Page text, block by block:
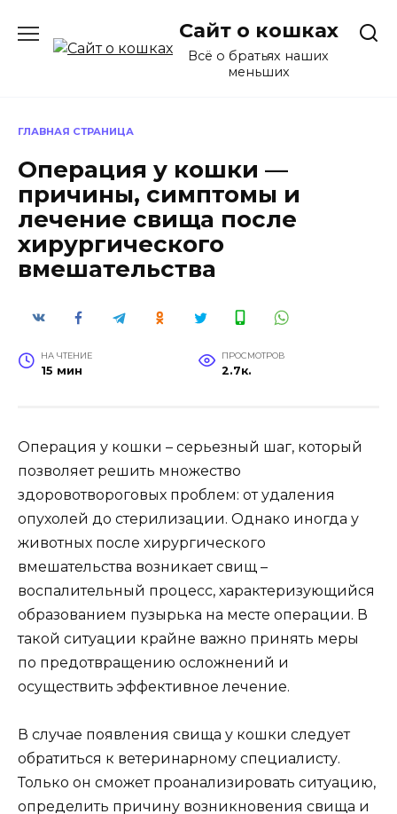
содержанию
Сайт о кошках
Всё о братьях наших
меньших
ГЛАВНАЯ СТРАНИЦА
Операция у кошки —
причины, симптомы и
лечение свища после
хирургического
вмешательства
НА ЧТЕНИЕ
15 мин
ПРОСМОТРОВ
2.7к.
Операция у кошки – серьезный шаг, который
позволяет решить множество
здоровотвороговых проблем: от удаления
опухолей до стерилизации. Однако иногда у
животных после хирургического
вмешательства возникает свищ –
воспалительный процесс, характеризующийся
образованием пузырька на месте операции. В
такой ситуации крайне важно принять меры
по предотвращению осложнений и
осуществить эффективное лечение.
В случае появления свища у кошки следует
обратиться к ветеринарному специалисту.
Только он сможет проанализировать ситуацию,
определить причину возникновения свища и